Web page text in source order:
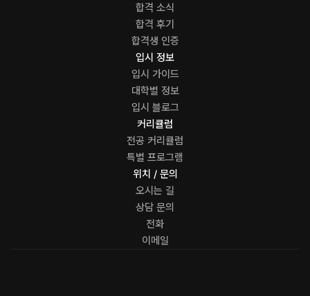
합격 소식
합격 후기
합격생 인증
입시 정보
입시 가이드
대학별 정보
입시 블로그
커리큘럼
전공 커리큘럼
특별 프로그램
위치 / 문의
오시는 길
상담 문의
전화
이메일